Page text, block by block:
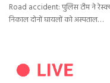
Road accident: पुलिस टीम ने
निकाल दोनों घायलों को अस्पताल…